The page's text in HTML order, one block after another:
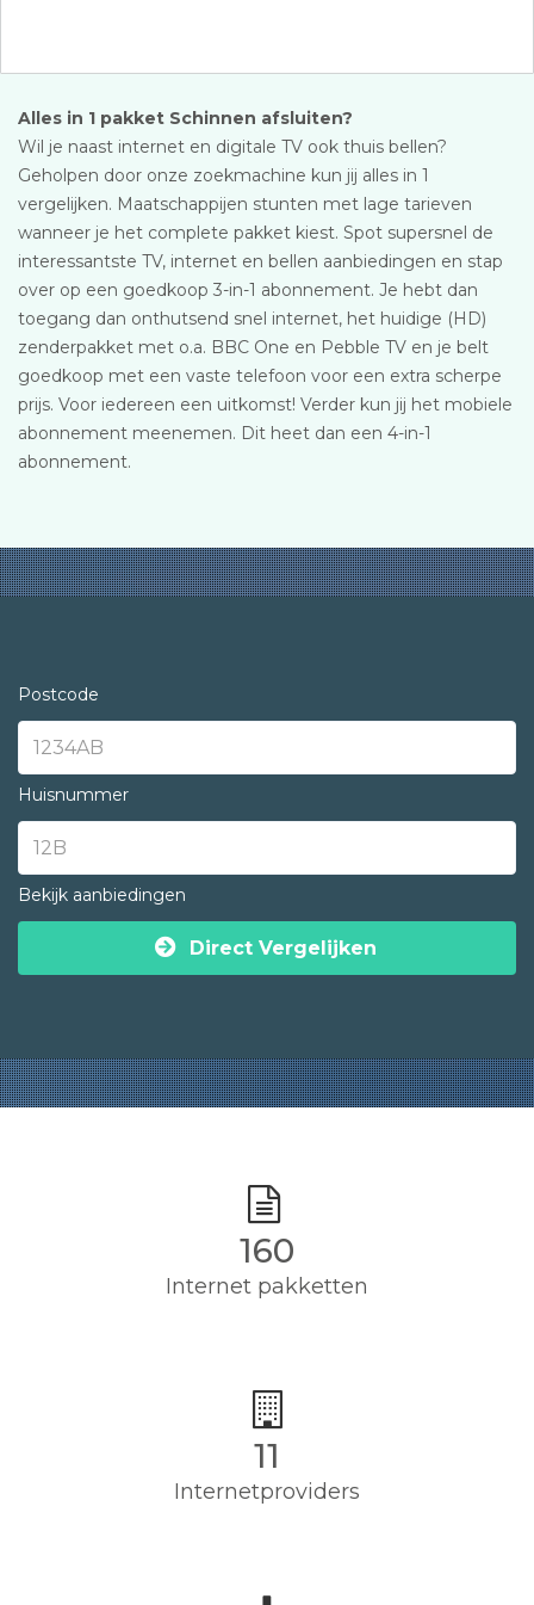
Alles in 1 pakket Schinnen afsluiten?
Wil je naast internet en digitale TV ook thuis bellen?
Geholpen door onze zoekmachine kun jij alles in 1
vergelijken. Maatschappijen stunten met lage tarieven
wanneer je het complete pakket kiest. Spot supersnel de
interessantste TV, internet en bellen aanbiedingen en stap
over op een goedkoop 3-in-1 abonnement. Je hebt dan
toegang dan onthutsend snel internet, het huidige (HD)
zenderpakket met o.a. BBC One en Pebble TV en je belt
goedkoop met een vaste telefoon voor een extra scherpe
prijs. Voor iedereen een uitkomst! Verder kun jij het mobiele
abonnement meenemen. Dit heet dan een 4-in-1
abonnement.
Postcode
Huisnummer
Bekijk aanbiedingen
Direct Vergelijken
160
Internet pakketten
11
Internetproviders